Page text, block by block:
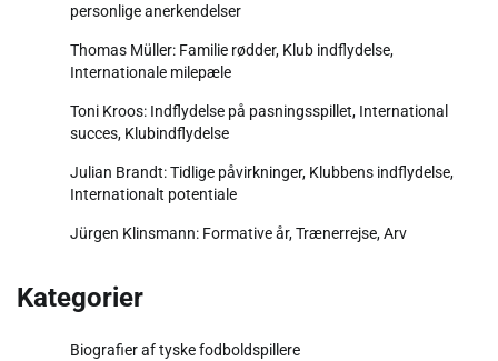
personlige anerkendelser
Thomas Müller: Familie rødder, Klub indflydelse,
Internationale milepæle
Toni Kroos: Indflydelse på pasningsspillet, International
succes, Klubindflydelse
Julian Brandt: Tidlige påvirkninger, Klubbens indflydelse,
Internationalt potentiale
Jürgen Klinsmann: Formative år, Trænerrejse, Arv
Kategorier
Biografier af tyske fodboldspillere